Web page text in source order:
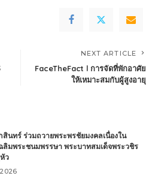
NEXT ARTICLE
FaceTheFact l การจัดที่พักอาศัย
ให้เหมาะสมกับผู้สูงอายุ
นทร์ ร่วมถวายพระพรชัยมงคลเนื่องใน
ลิมพระชนมพรรษา พระบาทสมเด็จพระวชิร
ว